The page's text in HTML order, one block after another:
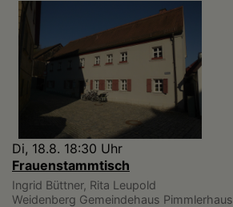
Di, 18.8. 18:30 Uhr
Frauenstammtisch
Ingrid Büttner, Rita Leupold
Weidenberg Gemeindehaus Pimmlerhaus